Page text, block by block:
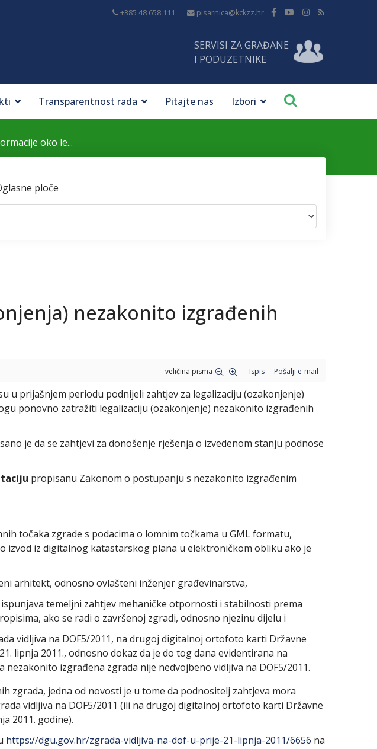
+385 48 658 111 pisarnica@kckzz.hr
SERVISI ZA GRAĐANE
I PODUZETNIKE
Transparentnost rada Pitajte nas Izbori
oko le...
ploče
nezakonito izgrađenih
veličina pisma Ispis Pošalji e-mail
u prijašnjem periodu podnijeli zahtjev za legalizaciju (ozakonjenje)
ponovno zatražiti legalizaciju (ozakonjenje) nezakonito izgrađenih
je da se zahtjevi za donošenje rješenja o izvedenom stanju podnose
propisanu Zakonom o postupanju s nezakonito izgrađenim
točaka zgrade s podacima o lomnim točkama u GML formatu,
iz digitalnog katastarskog plana u elektroničkom obliku ako je
arhitekt, odnosno ovlašteni inženjer građevinarstva,
temeljni zahtjev mehaničke otpornosti i stabilnosti prema
ako se radi o završenoj zgradi, odnosno njezinu dijelu i
vidljiva na DOF5/2011, na drugoj digitalnoj ortofoto karti Državne
lipnja 2011., odnosno dokaz da je do tog dana evidentirana na
izgrađena zgrada nije nedvojbeno vidljiva na DOF5/2011.
zgrada, jedna od novosti je u tome da podnositelj zahtjeva mora
vidljiva na DOF5/2011 (ili na drugoj digitalnoj ortofoto karti Državne
2011. godine).
https://dgu.gov.hr/zgrada-vidljiva-na-dof-u-prije-21-lipnja-2011/6656 na